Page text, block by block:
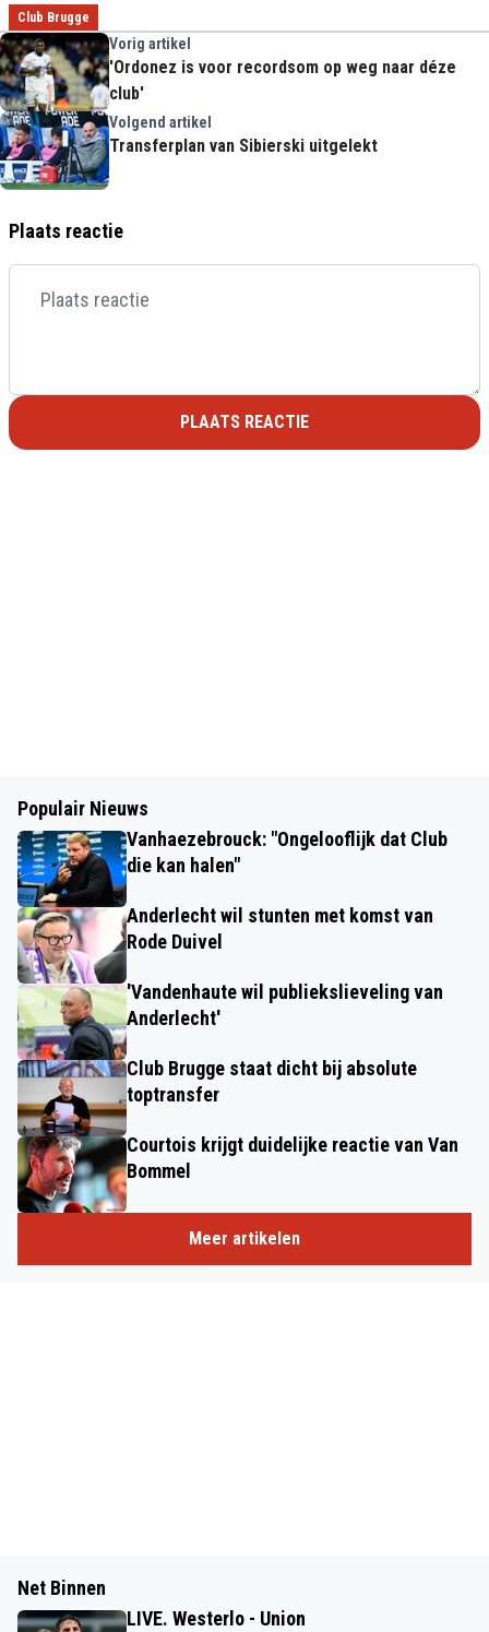
Club Brugge
Vorig artikel
'Ordonez is voor recordsom op weg naar déze
club'
Volgend artikel
Transferplan van Sibierski uitgelekt
Plaats reactie
PLAATS REACTIE
Populair Nieuws
Vanhaezebrouck: "Ongelooflijk dat Club
die kan halen"
Anderlecht wil stunten met komst van
Rode Duivel
'Vandenhaute wil publiekslieveling van
Anderlecht'
Club Brugge staat dicht bij absolute
toptransfer
Courtois krijgt duidelijke reactie van Van
Bommel
Meer artikelen
Net Binnen
LIVE. Westerlo - Union